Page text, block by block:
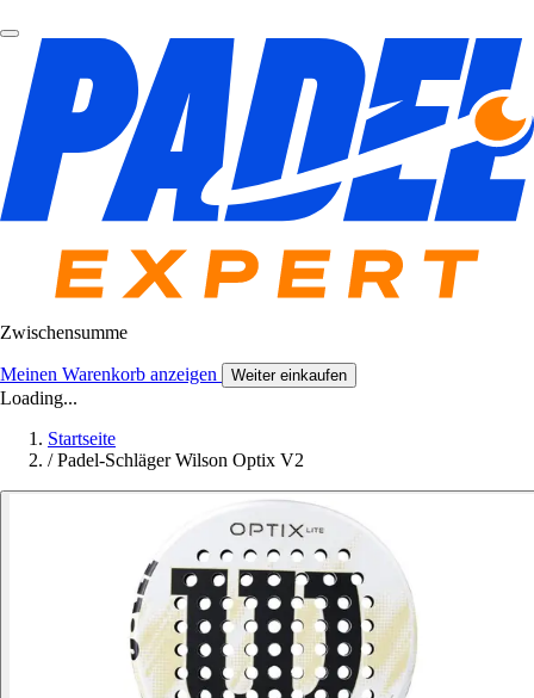
Zwischensumme
Meinen Warenkorb anzeigen Weiter einkaufen
Loading...
Startseite
/ Padel-Schläger Wilson Optix V2